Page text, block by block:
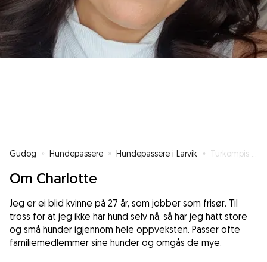
Gudog » Hundepassere » Hundepassere i Larvik » Turkompis for din firbente venn
Om Charlotte
Jeg er ei blid kvinne på 27 år, som jobber som frisør. Til
tross for at jeg ikke har hund selv nå, så har jeg hatt store
og små hunder igjennom hele oppveksten. Passer ofte
familiemedlemmer sine hunder og omgås de mye.